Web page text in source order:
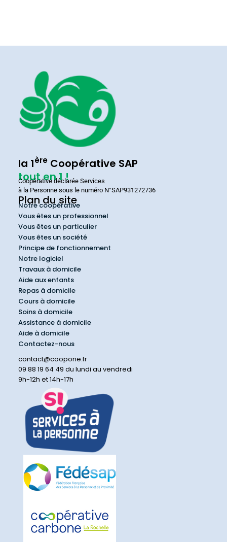
la 1ère Coopérative SAP
tout en 1 !
Coopérative déclarée Services
à la Personne sous le numéro N°SAP931272736
Plan du site
Notre coopérative
Vous êtes un professionnel
Vous êtes un particulier
Vous êtes un société
Principe de fonctionnement
Notre logiciel
Travaux à domicile
Aide aux enfants
Repas à domicile
Cours à domicile
Soins à domicile
Assistance à domicile
Aide à domicile
Contactez-nous
contact@coopone.fr
09 88 19 64 49 du lundi au vendredi
9h-12h et 14h-17h